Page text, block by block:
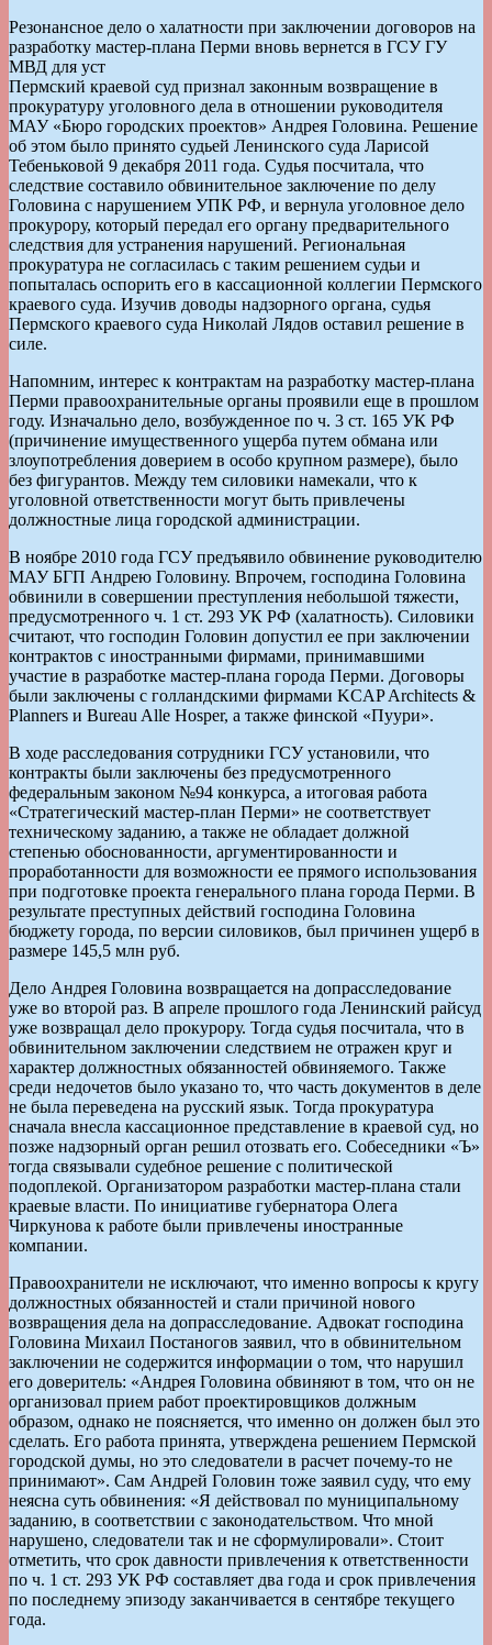
Резонансное дело о халатности при заключении договоров на
разработку мастер-плана Перми вновь вернется в ГСУ ГУ
МВД для уст
Пермский краевой суд признал законным возвращение в
прокуратуру уголовного дела в отношении руководителя
МАУ «Бюро городских проектов» Андрея Головина. Решение
об этом было принято судьей Ленинского суда Ларисой
Тебеньковой 9 декабря 2011 года. Судья посчитала, что
следствие составило обвинительное заключение по делу
Головина с нарушением УПК РФ, и вернула уголовное дело
прокурору, который передал его органу предварительного
следствия для устранения нарушений. Региональная
прокуратура не согласилась с таким решением судьи и
попыталась оспорить его в кассационной коллегии Пермского
краевого суда. Изучив доводы надзорного органа, судья
Пермского краевого суда Николай Лядов оставил решение в
силе.
Напомним, интерес к контрактам на разработку мастер-плана
Перми правоохранительные органы проявили еще в прошлом
году. Изначально дело, возбужденное по ч. 3 ст. 165 УК РФ
(причинение имущественного ущерба путем обмана или
злоупотребления доверием в особо крупном размере), было
без фигурантов. Между тем силовики намекали, что к
уголовной ответственности могут быть привлечены
должностные лица городской администрации.
В ноябре 2010 года ГСУ предъявило обвинение руководителю
МАУ БГП Андрею Головину. Впрочем, господина Головина
обвинили в совершении преступления небольшой тяжести,
предусмотренного ч. 1 ст. 293 УК РФ (халатность). Силовики
считают, что господин Головин допустил ее при заключении
контрактов с иностранными фирмами, принимавшими
участие в разработке мастер-плана города Перми. Договоры
были заключены с голландскими фирмами KCAP Architects &
Planners и Bureau Alle Hosper, а также финской «Пуури».
В ходе расследования сотрудники ГСУ установили, что
контракты были заключены без предусмотренного
федеральным законом №94 конкурса, а итоговая работа
«Стратегический мастер-план Перми» не соответствует
техническому заданию, а также не обладает должной
степенью обоснованности, аргументированности и
проработанности для возможности ее прямого использования
при подготовке проекта генерального плана города Перми. В
результате преступных действий господина Головина
бюджету города, по версии силовиков, был причинен ущерб в
размере 145,5 млн руб.
Дело Андрея Головина возвращается на допрасследование
уже во второй раз. В апреле прошлого года Ленинский райсуд
уже возвращал дело прокурору. Тогда судья посчитала, что в
обвинительном заключении следствием не отражен круг и
характер должностных обязанностей обвиняемого. Также
среди недочетов было указано то, что часть документов в деле
не была переведена на русский язык. Тогда прокуратура
сначала внесла кассационное представление в краевой суд, но
позже надзорный орган решил отозвать его. Собеседники «Ъ»
тогда связывали судебное решение с политической
подоплекой. Организатором разработки мастер-плана стали
краевые власти. По инициативе губернатора Олега
Чиркунова к работе были привлечены иностранные
компании.
Правоохранители не исключают, что именно вопросы к кругу
должностных обязанностей и стали причиной нового
возвращения дела на допрасследование. Адвокат господина
Головина Михаил Постаногов заявил, что в обвинительном
заключении не содержится информации о том, что нарушил
его доверитель: «Андрея Головина обвиняют в том, что он не
организовал прием работ проектировщиков должным
образом, однако не поясняется, что именно он должен был это
сделать. Его работа принята, утверждена решением Пермской
городской думы, но это следователи в расчет почему-то не
принимают». Сам Андрей Головин тоже заявил суду, что ему
неясна суть обвинения: «Я действовал по муниципальному
заданию, в соответствии с законодательством. Что мной
нарушено, следователи так и не сформулировали». Стоит
отметить, что срок давности привлечения к ответственности
по ч. 1 ст. 293 УК РФ составляет два года и срок привлечения
по последнему эпизоду заканчивается в сентябре текущего
года.